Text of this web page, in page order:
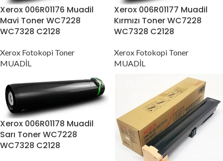
Xerox 006R01176 Muadil
Mavi Toner WC7228
WC7328 C2128
Xerox Fotokopi Toner
MUADİL
Xerox 006R01177 Muadil
Kırmızı Toner WC7228
WC7328 C2128
Xerox Fotokopi Toner
MUADİL
Xerox 006R01178 Muadil
Sarı Toner WC7228
WC7328 C2128